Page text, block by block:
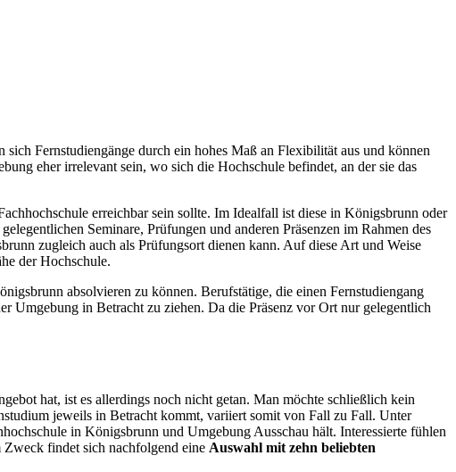
sich Fernstudiengänge durch ein hohes Maß an Flexibilität aus und können
eher irrelevant sein, wo sich die Hochschule befindet, an der sie das
erreichbar sein sollte. Im Idealfall ist diese in Königsbrunn oder
Seminare, Prüfungen und anderen Präsenzen im Rahmen des
zugleich auch als Prüfungsort dienen kann. Auf diese Art und Weise
der Hochschule.
absolvieren zu können. Berufstätige, die einen Fernstudiengang
Umgebung in Betracht zu ziehen. Da die Präsenz vor Ort nur gelegentlich
hat, ist es allerdings noch nicht getan. Man möchte schließlich kein
jeweils in Betracht kommt, variiert somit von Fall zu Fall. Unter
in Königsbrunn und Umgebung Ausschau hält. Interessierte fühlen
Zweck findet sich nachfolgend eine Auswahl mit zehn beliebten